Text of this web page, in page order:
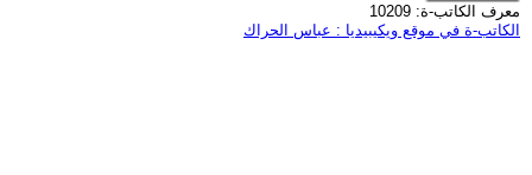
معرف الكاتب-ة: 10209
الكاتب-ة في موقع ويكيبيديا : عباس الحراك